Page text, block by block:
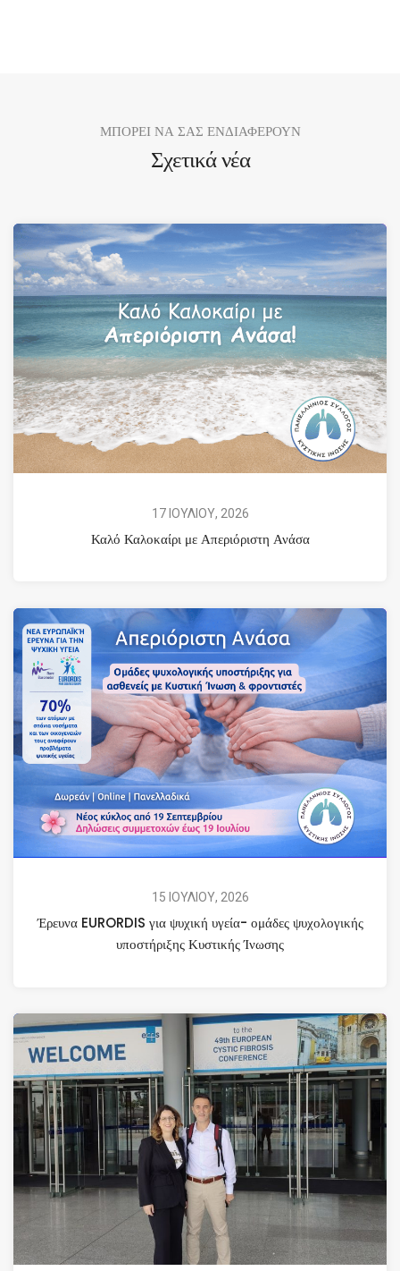
ΜΠΟΡΕΙ ΝΑ ΣΑΣ ΕΝΔΙΑΦΕΡΟΥΝ
Σχετικά νέα
17 ΙΟΥΛΙΟΥ, 2026
Καλό Καλοκαίρι με Απεριόριστη Ανάσα
15 ΙΟΥΛΙΟΥ, 2026
Έρευνα EURORDIS για ψυχική υγεία- ομάδες ψυχολογικής
υποστήριξης Κυστικής Ίνωσης